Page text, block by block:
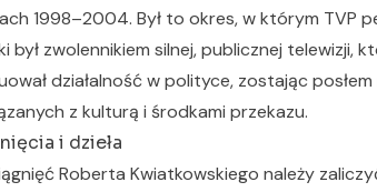
1998–2004. Był to okres, w którym TVP
był zwolennikiem silnej, publicznej telewizji,
działalność w polityce, zostając posłem
z kulturą i środkami przekazu.
i dzieła
Roberta Kwiatkowskiego należy